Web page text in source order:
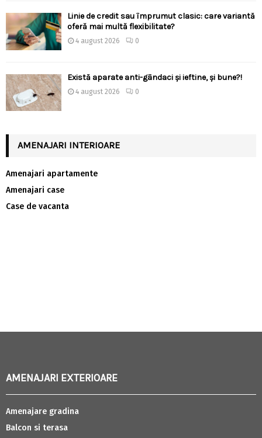
Linie de credit sau împrumut clasic: care variantă
oferă mai multă flexibilitate?
4 august 2026 0
Există aparate anti-gândaci și ieftine, și bune?!
4 august 2026 0
AMENAJARI INTERIOARE
Amenajari apartamente
Amenajari case
Case de vacanta
AMENAJARI EXTERIOARE
Amenajare gradina
Balcon si terasa